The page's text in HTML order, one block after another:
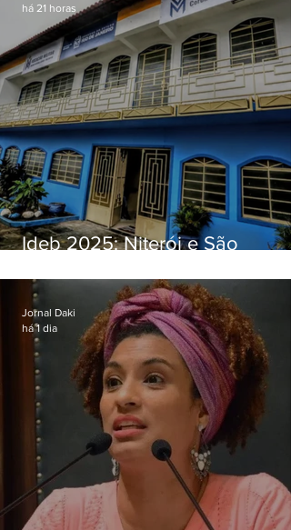
Ideb 2025: Niterói e São
distintos no ensino médio; veja
há 21 horas
Jornal Daki
há 1 dia